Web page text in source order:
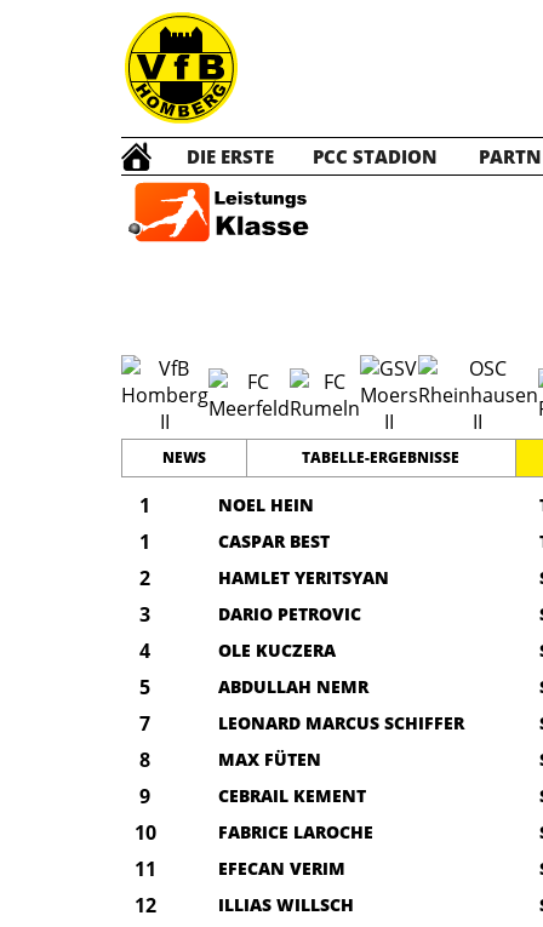
DIE ERSTE PCC STADION
NEWS TABELLE-ERGEBNISSE
1 NOEL HEIN
1 CASPAR BEST
2 HAMLET YERITSYAN
3 DARIO PETROVIC
4 OLE KUCZERA
5 ABDULLAH NEMR
7 LEONARD MARCUS SCHIFFER
8 MAX FÜTEN
9 CEBRAIL KEMENT
10 FABRICE LAROCHE
11 EFECAN VERIM
12 ILLIAS WILLSCH